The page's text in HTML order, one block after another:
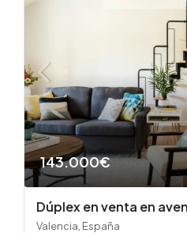
143.000€
Dúplex en venta en
Valencia, España